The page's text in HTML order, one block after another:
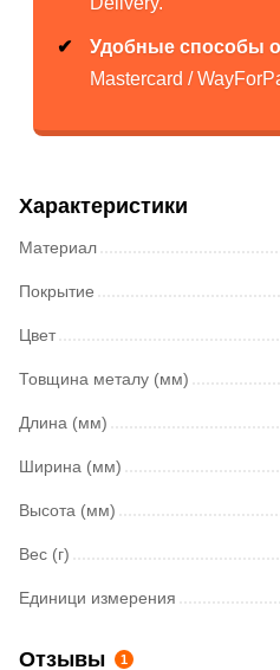
Удобные способы
Mastercard /
Характеристики
Материал
Покрытие
Цвет
Товщина металу (мм)
Длина (мм)
Ширина (мм)
Высота (мм)
Вес (г)
Единици измерения
Отзывы 1